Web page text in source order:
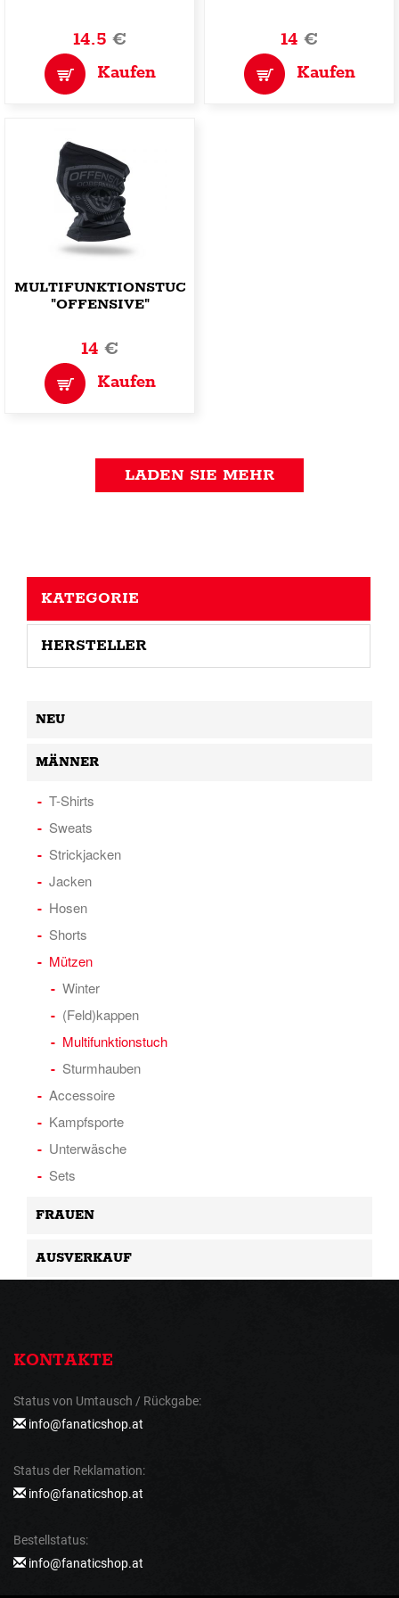
14.5€
Kaufen
14€
Kaufen
MULTIFUNKTIONSTUCH
"OFFENSIVE"
14€
Kaufen
LADEN SIE MEHR
KATEGORIE
HERSTELLER
NEU
MÄNNER
T-Shirts
Sweats
Strickjacken
Jacken
Hosen
Shorts
Mützen
Winter
(Feld)kappen
Multifunktionstuch
Sturmhauben
Accessoire
Kampfsporte
Unterwäsche
Sets
FRAUEN
AUSVERKAUF
KONTAKTE
Status von Umtausch / Rückgabe:
info@fanaticshop.at
Status der Reklamation:
info@fanaticshop.at
Bestellstatus:
info@fanaticshop.at